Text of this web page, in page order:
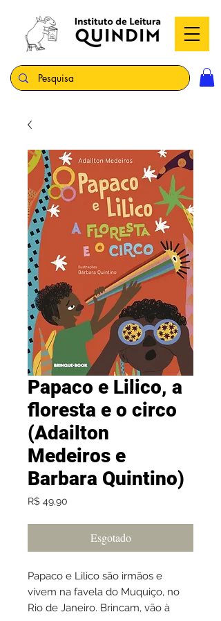
Papaco e Lilico, a
floresta e o circo
(Adailton
Medeiros e
Barbara Quintino)
R$ 49,90
Esgotado
Papaco e Lilico são irmãos e
vivem na favela do Muquiço, no
Rio de Janeiro. Brincam, vão à